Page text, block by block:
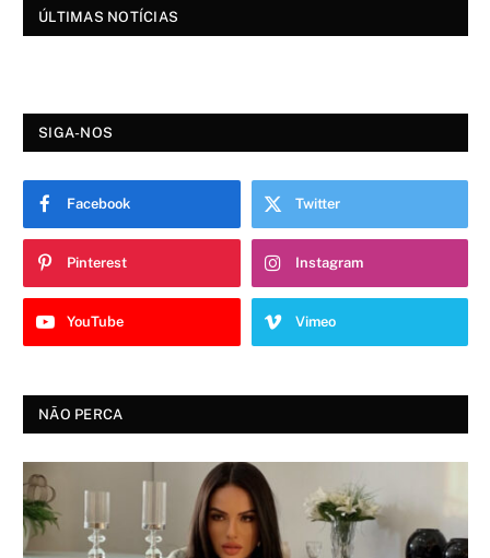
ÚLTIMAS NOTÍCIAS
SIGA-NOS
Facebook Twitter
Pinterest Instagram
YouTube Vimeo
NÃO PERCA